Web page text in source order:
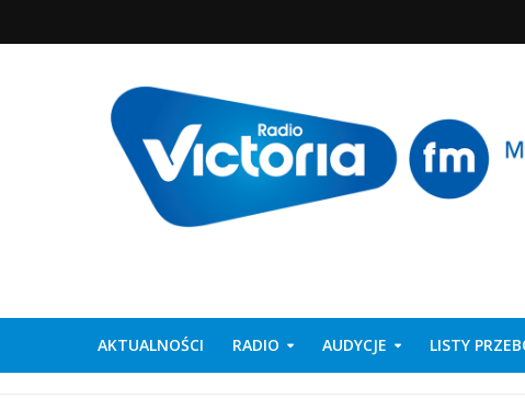
AKTUALNOŚCI RADIO AUDYCJE LISTY